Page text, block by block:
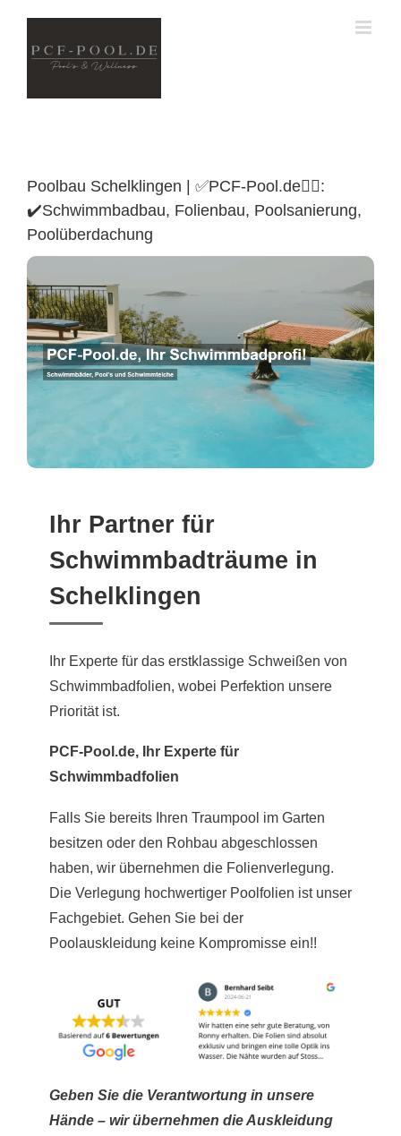
content
Poolbau Schelklingen | ✅PCF-Pool.de🏊🏼:
✔️Schwimmbadbau, Folienbau, Poolsanierung,
Poolüberdachung
Ihr Partner für
Schwimmbadträume in
Schelklingen
Ihr Experte für das erstklassige Schweißen von
Schwimmbadfolien, wobei Perfektion unsere
Priorität ist.
PCF-Pool.de, Ihr Experte für
Schwimmbadfolien
Falls Sie bereits Ihren Traumpool im Garten
besitzen oder den Rohbau abgeschlossen
haben, wir übernehmen die Folienverlegung.
Die Verlegung hochwertiger Poolfolien ist unser
Fachgebiet. Gehen Sie bei der
Poolauskleidung keine Kompromisse ein!!
Geben Sie die Verantwortung in unsere
Hände – wir übernehmen die Auskleidung